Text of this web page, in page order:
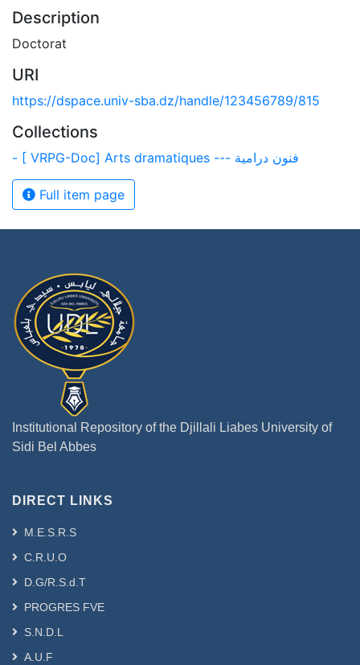
Description
Doctorat
URI
https://dspace.univ-sba.dz/handle/123456789/815
Collections
- [ VRPG-Doc] Arts dramatiques --- فنون درامية
Full item page
Institutional Repository of the Djillali Liabes University of
Sidi Bel Abbes
DIRECT LINKS
M.E.S.R.S
C.R.U.O
D.G/R.S.d.T
PROGRES FVE
S.N.D.L
A.U.F